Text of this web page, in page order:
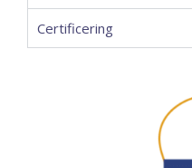
Certificering